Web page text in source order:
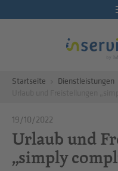
Startseite Dienstleistungen
19/10/2022
Urlaub und
„simply